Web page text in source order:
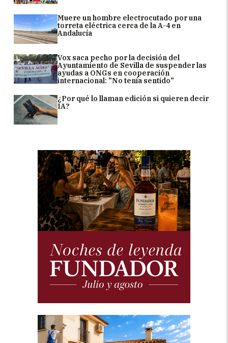
Muere un hombre electrocutado por una
torreta eléctrica cerca de la A-4 en
Andalucía
Vox saca pecho por la decisión del
Ayuntamiento de Sevilla de suspender las
ayudas a ONGs en cooperación
internacional: "No tenía sentido"
¿Por qué lo llaman edición si quieren decir
IA?